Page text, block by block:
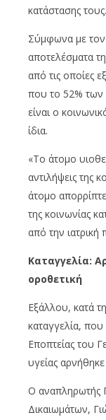
κατάστασης τους.
Σύμφωνα με τον
αποτελέσματα
από τις οποίες
που το 52% των
είναι ο
ίδια.
«Το άτομο
αντιλήψεις της
άτομο
της κοινωνίας
από την
Καταγγελία:
οροθετική
Εξάλλου, κατά
καταγγελία,
Εποπτείας του
υγείας
Ο αναπληρωτής
Δικαιωμάτων,